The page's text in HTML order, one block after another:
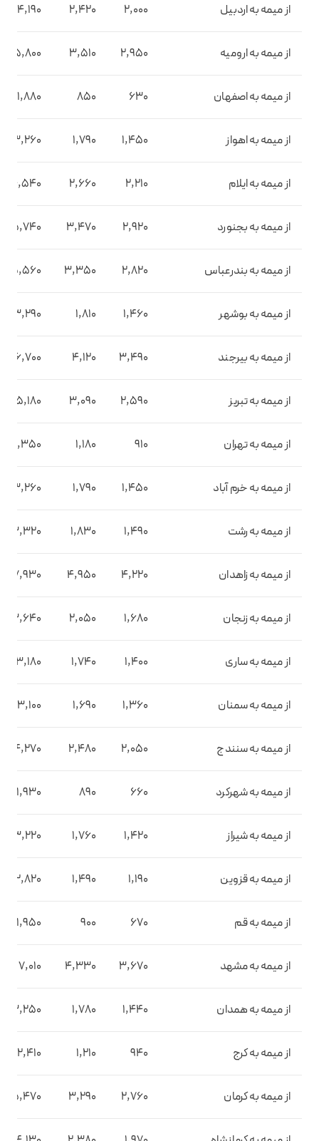
از میمه به اردبیل 2,000
2,420
4,190
از میمه به ارومیه 2,950
3,510
5,800
از میمه به اصفهان 630
850
1,880
از میمه به اهواز 1,450
1,790
3,260
از میمه به ایلام 2,210
2,660
4,540
از میمه به بجنورد 2,920
3,470
5,740
از میمه به بندرعباس 2,820
3,350
5,560
از میمه به بوشهر 1,460
1,810
3,290
از میمه به بیرجند 3,490
4,120
6,700
از میمه به تبریز 2,590
3,090
5,180
از میمه به تهران 910
1,180
2,350
از میمه به خرم آباد 1,450
1,790
3,260
از میمه به رشت 1,490
1,830
3,320
از میمه به زاهدان 4,220
4,950
7,930
از میمه به زنجان 1,680
2,050
3,640
از میمه به ساری 1,400
1,740
3,180
از میمه به سمنان 1,360
1,690
3,100
از میمه به سنندج 2,050
2,480
4,270
از میمه به شهرکرد 660
890
1,930
از میمه به شیراز 1,420
1,760
3,220
از میمه به قزوین 1,190
1,490
2,820
از میمه به قم 670
900
1,950
از میمه به مشهد 3,670
4,330
7,010
از میمه به همدان 1,440
1,780
3,250
از میمه به کرج 940
1,210
2,410
از میمه به کرمان 2,760
3,290
5,470